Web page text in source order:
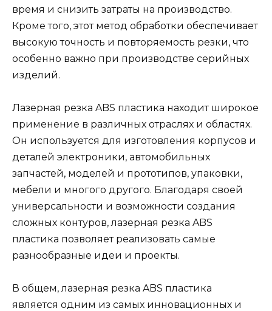
время и снизить затраты на производство.
Кроме того, этот метод обработки обеспечивает
высокую точность и повторяемость резки, что
особенно важно при производстве серийных
изделий.
Лазерная резка ABS пластика находит широкое
применение в различных отраслях и областях.
Он используется для изготовления корпусов и
деталей электроники, автомобильных
запчастей, моделей и прототипов, упаковки,
мебели и многого другого. Благодаря своей
универсальности и возможности создания
сложных контуров, лазерная резка ABS
пластика позволяет реализовать самые
разнообразные идеи и проекты.
В общем, лазерная резка ABS пластика
является одним из самых инновационных и